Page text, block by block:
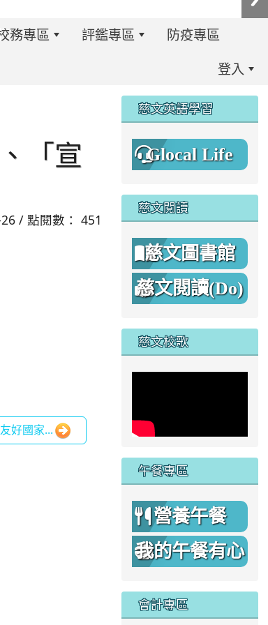
務專區 評鑑專區
防疫專區
登入
「宣
/ 點閱數： 451
好國家...
\
::: 慈文英語學習
Glocal Life
慈文閱讀
慈文圖書館
慈文閱讀(Do)
慈文校歌
午餐專區
營養午餐
我的午餐有心
會計專區